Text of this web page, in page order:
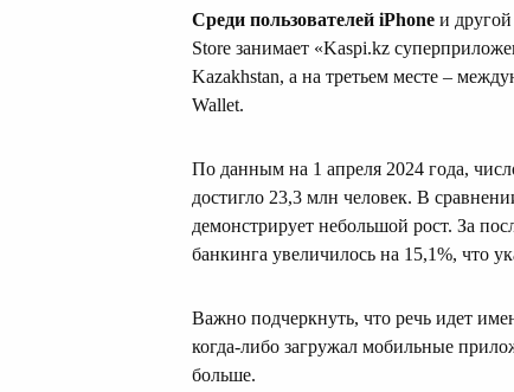
Среди пользователей iPhone и
Store занимает «Kaspi.kz
Kazakhstan, а на третьем месте –
Wallet.
По данным на 1 апреля 2024 года,
достигло 23,3 млн человек. В
демонстрирует небольшой рост. За
банкинга увеличилось на 15,1%, что
Важно подчеркнуть, что речь идет
когда-либо загружал мобильные
больше.